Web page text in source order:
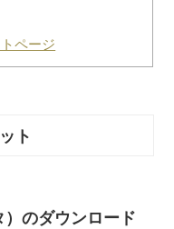
ページ
ト
のダウンロード